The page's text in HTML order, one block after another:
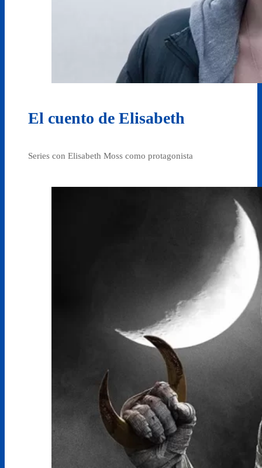
El cuento de Elisabeth
Series con Elisabeth Moss como protagonista